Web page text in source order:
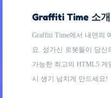
Graffiti Time 소개
Graffiti Time에서 내면의
요. 성가신 로봇들이 당신
가능한 최고의 HTML5 게
시 생기 넘치게 만드세요!